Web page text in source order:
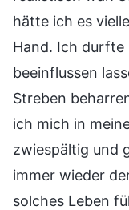
hätte ich es
Hand. Ich durfte
beeinflussen
Streben
ich mich in
zwiespältig und
immer wieder
solches Leben